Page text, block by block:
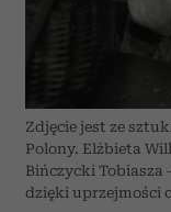
Zdjęcie jest ze
Polony. Elżbieta
Bińczycki Tobiasza
dzięki uprzejmości